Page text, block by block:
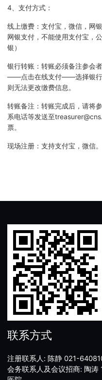
4、支付方式：
线上缴费：支付宝，微信，网
网银支付，不能使用支付宝，
银）
银行转账：转账必须备注参会
——点击在线支付——选择银行
则无法更改缴费信息。
转账备注：转账完成后，请将
系电话等发送至
票。
现场注册：支持支付宝，微信。
联系方式
注册联系人: 陈静 021-
会务联系人及会议招商: 陶涛